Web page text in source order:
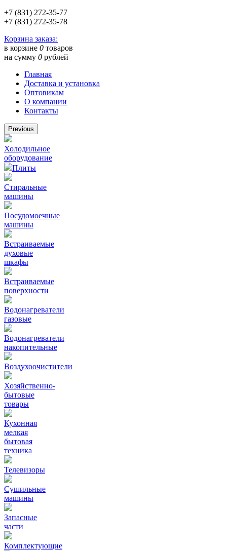
+7 (831) 272-35-77
+7 (831) 272-35-78
Корзина заказа:
в корзине 0 товаров
на сумму 0 рублей
Главная
Доставка и установка
Оптовикам
О компании
Контакты
Previous
Холодильное
оборудование
Плиты
Стиральные
машины
Посудомоечные
машины
Встраиваемые
духовые
шкафы
Встраиваемые
поверхности
Водонагреватели
газовые
Водонагреватели
накопительные
Воздухоочистители
Хозяйственно-
бытовые
товары
Кухонная
мелкая
бытовая
техника
Телевизоры
Сушильные
машины
Запасные
части
Комплектующие